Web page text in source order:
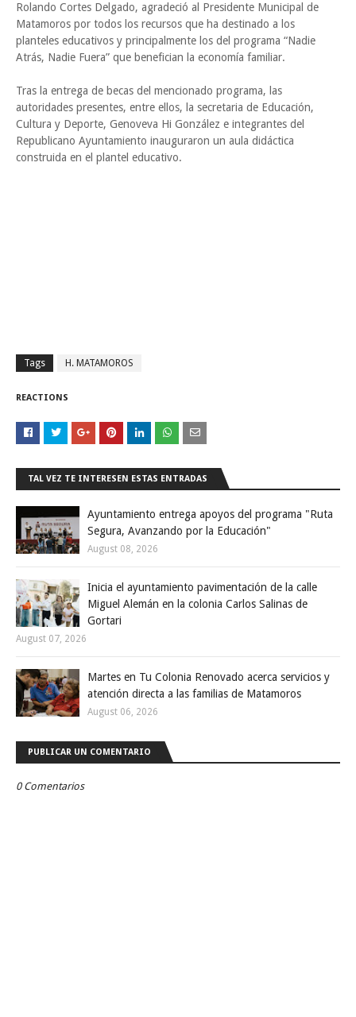
Rolando Cortes Delgado, agradeció al Presidente Municipal de
Matamoros por todos los recursos que ha destinado a los
planteles educativos y principalmente los del programa “Nadie
Atrás, Nadie Fuera” que benefician la economía familiar.
Tras la entrega de becas del mencionado programa, las
autoridades presentes, entre ellos, la secretaria de Educación,
Cultura y Deporte, Genoveva Hi González e integrantes del
Republicano Ayuntamiento inauguraron un aula didáctica
construida en el plantel educativo.
Tags H. MATAMOROS
REACTIONS
TAL VEZ TE INTERESEN ESTAS ENTRADAS
Ayuntamiento entrega apoyos del programa "Ruta
Segura, Avanzando por la Educación"
August 08, 2026
Inicia el ayuntamiento pavimentación de la calle
Miguel Alemán en la colonia Carlos Salinas de
Gortari
August 07, 2026
Martes en Tu Colonia Renovado acerca servicios y
atención directa a las familias de Matamoros
August 06, 2026
PUBLICAR UN COMENTARIO
0 Comentarios